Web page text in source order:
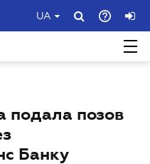
UA
подала позов
Банку